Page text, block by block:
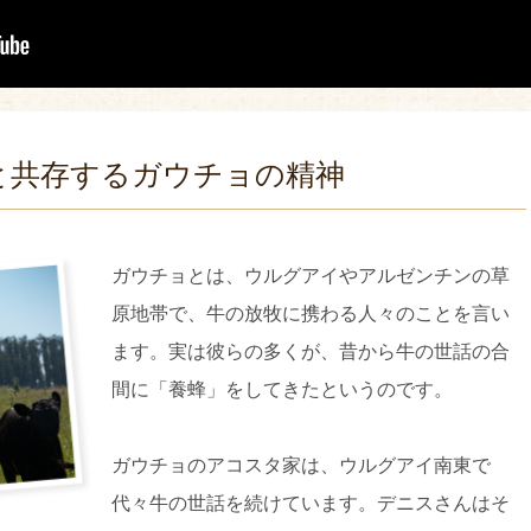
共存するガウチョの精神
ガウチョとは、ウルグアイやアルゼンチンの草
原地帯で、牛の放牧に携わる人々のことを言い
ます。実は彼らの多くが、昔から牛の世話の合
間に「養蜂」をしてきたというのです。
ガウチョのアコスタ家は、ウルグアイ南東で
代々牛の世話を続けています。デニスさんはそ